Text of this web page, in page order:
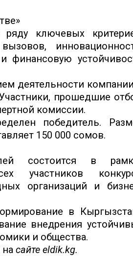
ключевых
финансовую
деятельности
прошедшие
комиссии.
победитель.
150 000 сомов.
состоится в
участников
организаций и
в
внедрения
и общества.
на сайте eldik.kg.